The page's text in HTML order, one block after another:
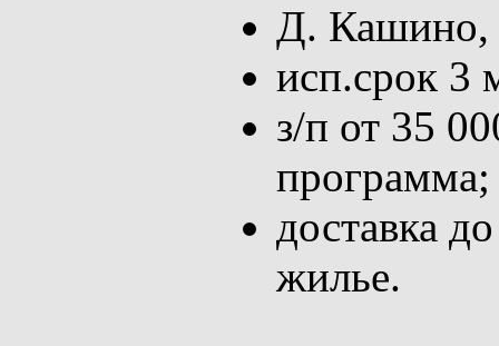
Д. Кашино,
исп.срок 3
з/п от 35
программа;
доставка
жилье.